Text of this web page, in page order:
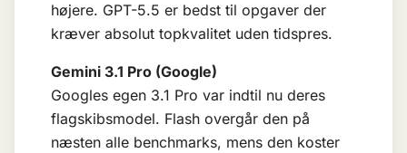
højere. GPT-5.5 er bedst til opgaver der
kræver absolut topkvalitet uden tidspres.
Gemini 3.1 Pro (Google)
Googles egen 3.1 Pro var indtil nu deres
flagskibsmodel. Flash overgår den på
næsten alle benchmarks, mens den koster